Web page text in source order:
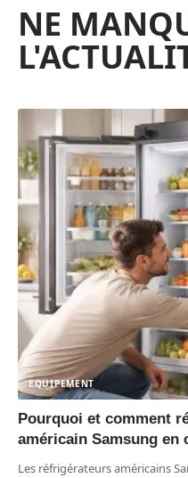
NE
EQUIPEMENT
Pourquoi et comment
américain Samsung en
Les réfrigérateurs américains